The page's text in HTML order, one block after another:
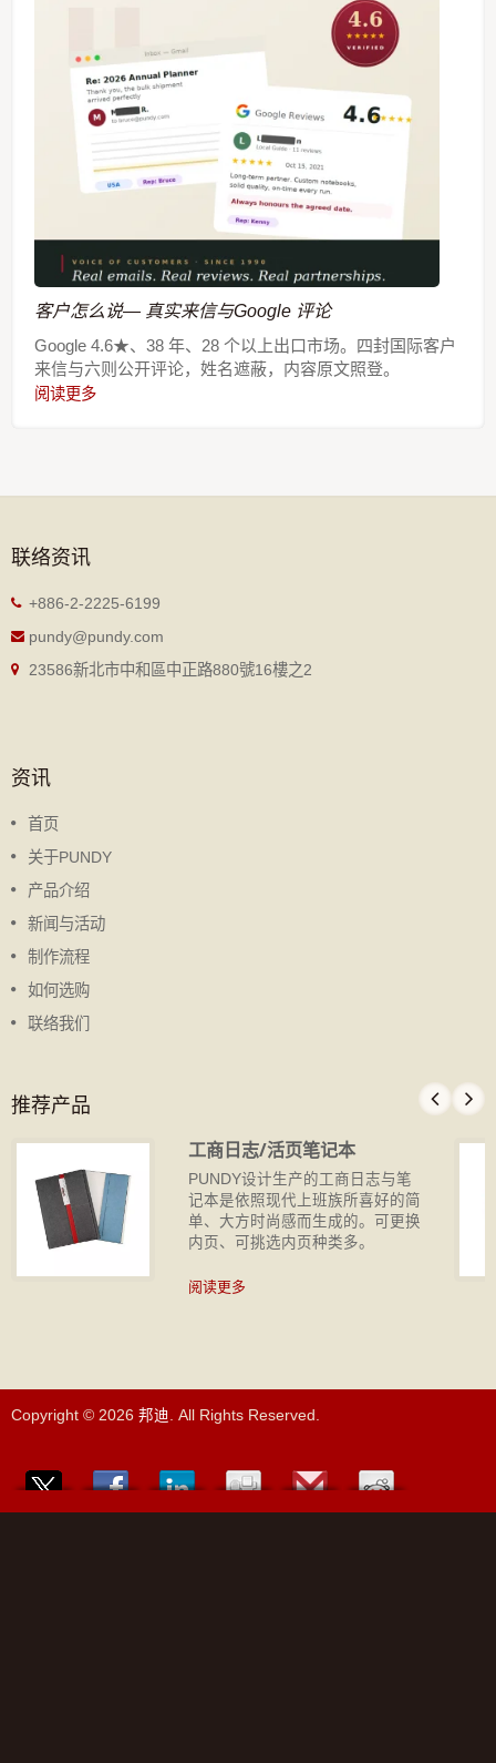
客户怎么说— 真实来信与Google 评论
Google 4.6★、38 年、28 个以上出口市场。四封国际客户
来信与六则公开评论，姓名遮蔽，内容原文照登。
阅读更多
联络资讯
+886-2-2225-6199
pundy@pundy.com
23586新北市中和區中正路880號16樓之2
资讯
首页
关于PUNDY
产品介绍
新闻与活动
制作流程
如何选购
联络我们
推荐产品
工商日志/活页笔记本
PUNDY设计生产的工商日志与笔
记本是依照现代上班族所喜好的简
单、大方时尚感而生成的。可更换
内页、可挑选内页种类多。
阅读更多
Copyright © 2026 邦迪 . All Rights Reserved.